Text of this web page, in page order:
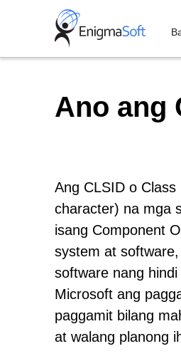
Ano ang
Ang CLSID o
character) na mga
isang Component
system at
software nang
Microsoft ang
paggamit bilang
at walang planong